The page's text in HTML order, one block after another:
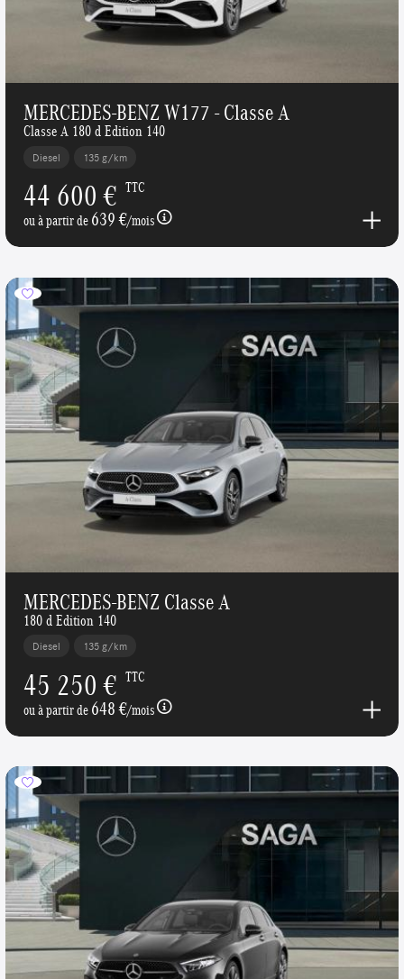
MERCEDES-BENZ W177 - Classe A
Classe A 180 d Edition 140
Diesel 135 g/km
44 600 € TTC
ou à partir de639 €/mois
MERCEDES-BENZ Classe A
180 d Edition 140
Diesel 135 g/km
45 250 € TTC
ou à partir de648 €/mois